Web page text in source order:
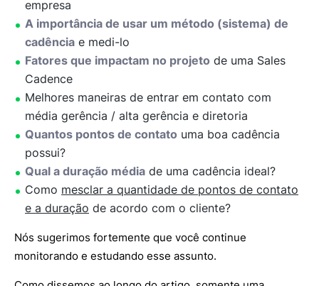
empresa
A importância de usar um método (sistema) de
cadência e medi-lo
Fatores que impactam no projeto de uma Sales
Cadence
Melhores maneiras de entrar em contato com
média gerência / alta gerência e diretoria
Quantos pontos de contato uma boa cadência
possui?
Qual a duração média de uma cadência ideal?
Como mesclar a quantidade de pontos de contato
e a duração de acordo com o cliente?
Nós sugerimos fortemente que você continue
monitorando e estudando esse assunto.